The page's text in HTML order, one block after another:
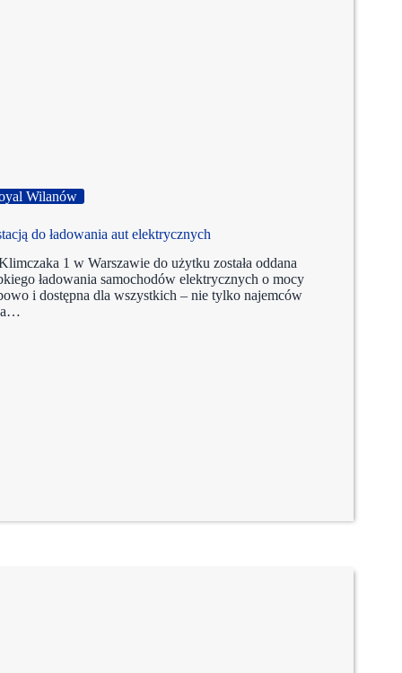
Wilanów
do ładowania aut elektrycznych
1 w Warszawie do użytku została oddana
ładowania samochodów elektrycznych o mocy
i dostępna dla wszystkich – nie tylko najemców